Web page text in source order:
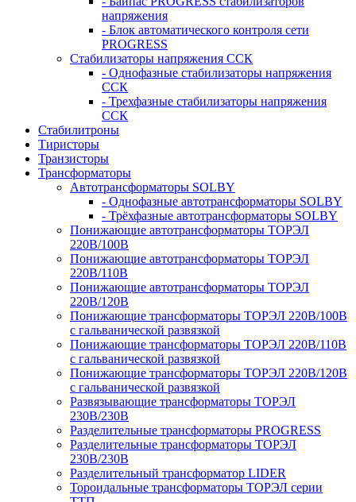
напряжения
- Блок автоматического контроля сети
PROGRESS
Стабилизаторы напряжения ССК
- Однофазные стабилизаторы напряжения
ССК
- Трехфазные стабилизаторы напряжения
ССК
Стабилитроны
Тиристоры
Транзисторы
Трансформаторы
Автотрансформаторы SOLBY
- Однофазные автотрансформаторы SOLBY
- Трёхфазные автотрансформаторы SOLBY
Понижающие автотрансформаторы ТОРЭЛ
220В/100В
Понижающие автотрансформаторы ТОРЭЛ
220В/110В
Понижающие автотрансформаторы ТОРЭЛ
220В/120В
Понижающие трансформаторы ТОРЭЛ 220В/100В
с гальванической развязкой
Понижающие трансформаторы ТОРЭЛ 220В/110В
с гальванической развязкой
Понижающие трансформаторы ТОРЭЛ 220В/120В
с гальванической развязкой
Развязывающие трансформаторы ТОРЭЛ
230В/230В
Разделительные трансформаторы PROGRESS
Разделительные трансформаторы ТОРЭЛ
230В/230В
Разделительный трансформатор LIDER
Тороидальные трансформаторы ТОРЭЛ серии